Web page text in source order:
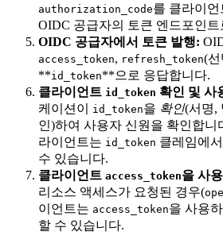
authorization_code를 클라이언
OIDC 공급자의 토큰 엔드포인트
OIDC 공급자에서 토큰 발행:
access_token, refresh_token(선
**id_token**으로 응답합니다.
클라이언트 id_token 확인 및 사
케이션이
id_token을 확인(서명,
인)하여 사용자 신원을 확인합니
라이언트는 id_token 클레임에
수 있습니다.
클라이언트 access_token을 사
리소스 액세스가 요청된 경우(
이언트는 access_token을 사용
할 수 있습니다.